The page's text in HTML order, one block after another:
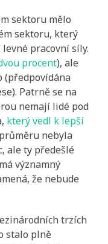
sektoru mělo
sektoru, který
pracovní síly.
procent), ale
(předpovídána
Patrně se na
nemají lidé pod
který vedl k lepší
nebyla
ale ty předešlé
významný
že nebude
trzích
stalo plně